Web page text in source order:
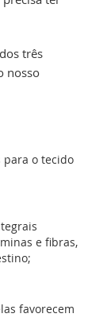
três
nosso
para o tecido
e fibras,
favorecem